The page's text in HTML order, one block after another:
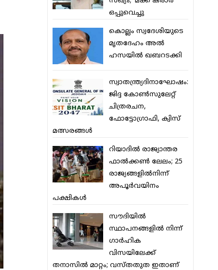
ഒപ്പുവെച്ചു
കൊല്ലം സ്വദേശിയുടെ
മൃതദേഹം അല്‍
ഹസയില്‍ ഖബറടക്കി
സ്വാതന്ത്ര്യദിനാഘോഷം:
ജിദ്ദ കോണ്‍സുലേറ്റ്
ചിത്രരചന,
ഫോട്ടോഗ്രാഫി, ക്വിസ്
മത്സരങ്ങള്‍
റിയാദില്‍ രാജ്യാന്തര
ഫാല്‍ക്കണ്‍ ലേലം; 25
രാജ്യങ്ങളില്‍നിന്ന്
അപൂര്‍വയിനം
പക്ഷികള്‍
സൗദിയില്‍
സ്ഥാപനങ്ങളില്‍ നിന്ന്
ഗാര്‍ഹിക
വിസയിലേക്ക്
തനാസില്‍ മാറ്റം; വസ്തതുത ഇതാണ്